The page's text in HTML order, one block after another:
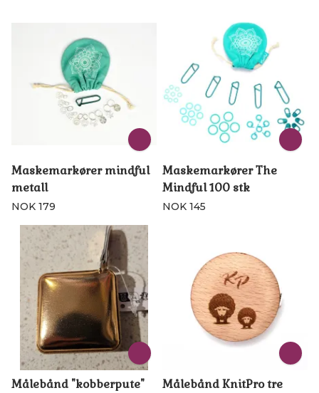
Maskemarkører mindful
metall
NOK 179
Maskemarkører The
Mindful 100 stk
NOK 145
Målebånd "kobberpute" Målebånd KnitPro tre